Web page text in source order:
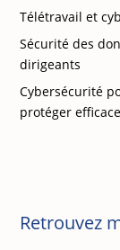
Télétravail et
Sécurité des
dirigeants
Cybersécurité
protéger
Retrouvez